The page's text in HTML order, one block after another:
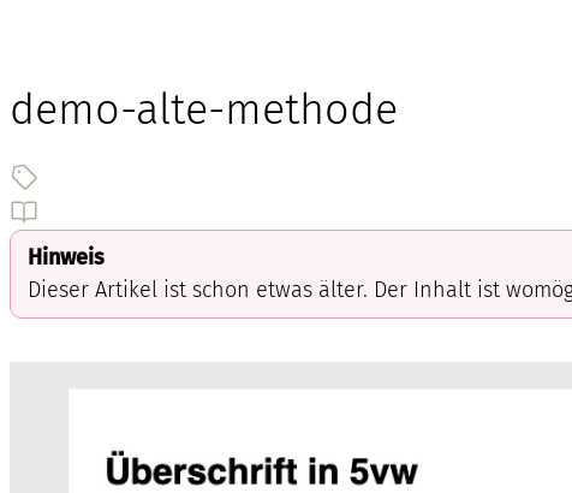
demo-alte-methode
Hinweis
Dieser Artikel ist schon etwas älter. Der Inhalt ist